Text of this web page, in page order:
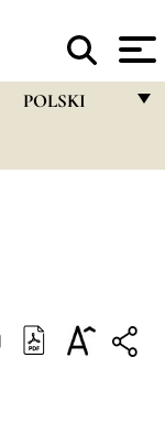
POLSKI
DEUTSCH